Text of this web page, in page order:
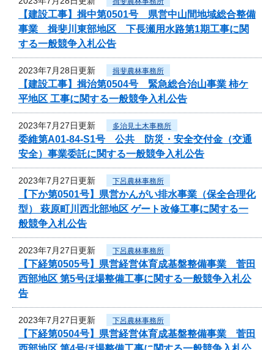
【建設工事】揖中第0501号 県営中山間地域総合整備
事業 揖斐川東部地区 下長瀬用水路第1期工事に関
する一般競争入札公告
2023年7月28日更新 揖斐農林事務所
【建設工事】揖治第0504号 緊急総合治山事業 柿ケ
平地区 工事に関する一般競争入札公告
2023年7月27日更新 多治見土木事務所
委維第A01-84-S1号 公共 防災・安全交付金（交通
安全）事業委託に関する一般競争入札公告
2023年7月27日更新 下呂農林事務所
【下か第0501号】県営かんがい排水事業（保全合理化
型） 萩原町川西北部地区 ゲート改修工事に関する一
般競争入札公告
2023年7月27日更新 下呂農林事務所
【下経第0505号】県営経営体育成基盤整備事業 菅田
西部地区 第5号ほ場整備工事に関する一般競争入札公
告
2023年7月27日更新 下呂農林事務所
【下経第0504号】県営経営体育成基盤整備事業 菅田